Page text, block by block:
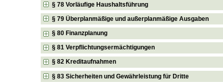
§ 78 Vorläufige Haushaltsführung
§ 79 Überplanmäßige und außerplanmäßige Ausgaben
§ 80 Finanzplanung
§ 81 Verpflichtungsermächtigungen
§ 82 Kreditaufnahmen
§ 83 Sicherheiten und Gewährleistung für Dritte